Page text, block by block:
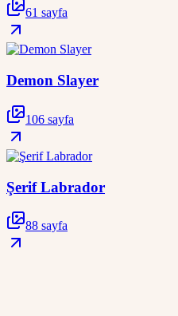
61 sayfa
Demon Slayer
106 sayfa
Şerif Labrador
88 sayfa